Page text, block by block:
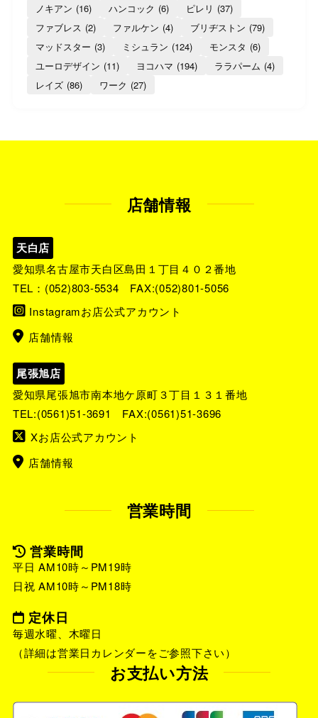
ノキアン (16) ハンコック (6) ピレリ (37)
ファブレス (2) ファルケン (4) ブリヂストン (79)
マッドスター (3) ミシュラン (124) モンスタ (6)
ユーロデザイン (11) ヨコハマ (194) ララパーム (4)
レイズ (86) ワーク (27)
店舗情報
天白店
愛知県名古屋市天白区島田１丁目４０２番地
TEL： (052)803-5534 FAX:(052)801-5056
Instagramお店公式アカウント
店舗情報
尾張旭店
愛知県尾張旭市南本地ケ原町３丁目１３１番地
TEL:(0561)51-3691
FAX:(0561)51-3696
Xお店公式アカウント
店舗情報
営業時間
営業時間
平日 AM10時～PM19時
日祝 AM10時～PM18時
定休日
毎週水曜、木曜日
（詳細は営業日カレンダーをご参照下さい）
お支払い方法